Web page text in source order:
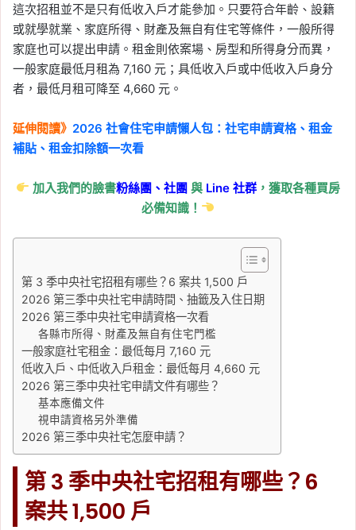
這次招租並不是只有低收入戶才能參加。只要符合年齡、設籍
或就學就業、家庭所得、財產及無自有住宅等條件，一般所得
家庭也可以提出申請。租金則依案場、房型和所得身分而異，
一般家庭最低月租為 7,160 元；具低收入戶或中低收入戶身分
者，最低月租可降至 4,660 元。
延伸閱讀》 2026 社會住宅申請懶人包：社宅申請資格、租金
補貼、租金扣除額一次看
加入我們的臉書粉絲團、社團與 Line社群 ，獲取各種買房
必備知識！
第 3 季中央社宅招租有哪些？6 案共 1,500 戶
2026 第三季中央社宅申請時間、抽籤及入住日期
2026 第三季中央社宅申請資格一次看
各縣市所得、財產及無自有住宅門檻
一般家庭社宅租金：最低每月 7,160 元
低收入戶、中低收入戶租金：最低每月 4,660 元
2026 第三季中央社宅申請文件有哪些？
基本應備文件
視申請資格另外準備
2026 第三季中央社宅怎麼申請？
第 3 季中央社宅招租有哪些？6
案共 1,500 戶